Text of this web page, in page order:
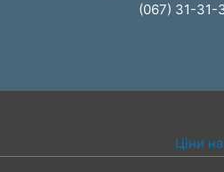
(067) 31-31-
Ціни